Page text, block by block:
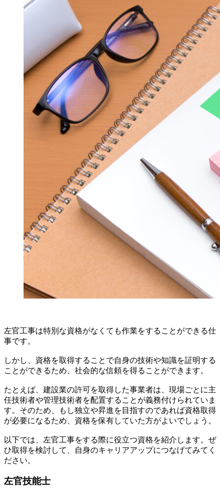
左官工事は特別な資格がなくても作業をすることができる仕
事です。
しかし、資格を取得することで自身の技術や知識を証明する
ことができるため、社会的な信頼を得ることができます。
たとえば、建設業の許可を取得した事業者は、現場ごとに主
任技術者や管理技術者を配置することが義務付けられていま
す。そのため、もし独立や昇進を目指すのであれば資格取得
が必要になるため、資格を保有していた方がよいでしょう。
以下では、左官工事をする際に役立つ資格を紹介します。ぜ
ひ取得を検討して、自身のキャリアアップにつなげてみてく
ださい。
左官技能士